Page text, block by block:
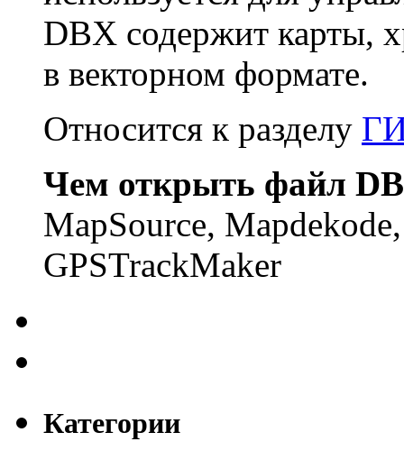
DBX содержит карты,
в векторном формате.
Относится к разделу
Чем открыть файл
MapSource,
GPSTrackMaker
Категории